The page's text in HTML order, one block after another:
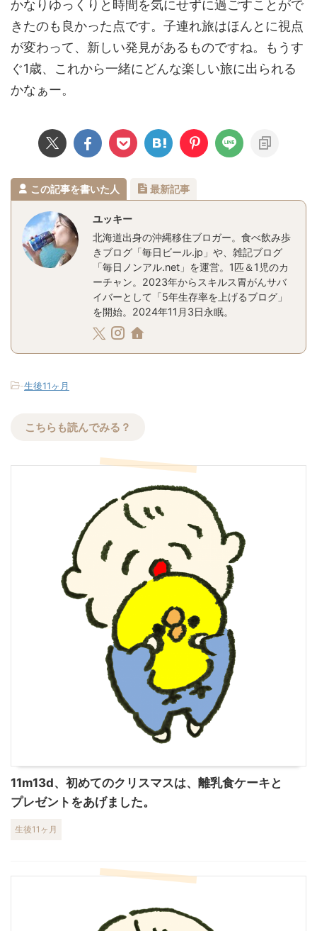
かなりゆっくりと時間を気にせずに過ごすことがで
きたのも良かった点です。子連れ旅はほんとに視点
が変わって、新しい発見があるものですね。もうす
ぐ1歳、これから一緒にどんな楽しい旅に出られる
かなぁー。
この記事を書いた人 最新記事
ユッキー
北海道出身の沖縄移住ブロガー。食べ飲み歩
きブログ「毎日ビール.jp」や、雑記ブログ
「毎日ノンアル.net」を運営。1匹＆1児のカ
ーチャン。2023年からスキルス胃がんサバ
イバーとして「5年生存率を上げるブログ」
を開始。2024年11月3日永眠。
-生後11ヶ月
こちらも読んでみる？
11m13d、初めてのクリスマスは、離乳食ケーキと
プレゼントをあげました。
生後11ヶ月